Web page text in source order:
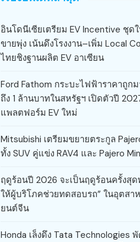
อินโดนีเซียเตรียม EV Incentive ชุด
ขายพุ่ง เน้นดึงโรงงาน–เพิ่ม Local
ไทยชิงฐานผลิต EV อาเซียน
Ford Fathom กระบะไฟฟ้าราคาถูกม
ถึง 1 ล้านบาทในสหรัฐฯ เปิดตัวปี
แพลตฟอร์ม EV ใหม่
Mitsubishi เตรียมขยายตระกูล
ทั้ง SUV คู่แข่ง RAV4 และ Pajero
ฤดูร้อนปี 2026 จะเป็นฤดูร้อนครั้งสุด
ให้ผู้บริโภคช่วยทดสอบรถ” ในอุตสา
ยนต์จีน
Honda เล็งดึง Tata Technologies